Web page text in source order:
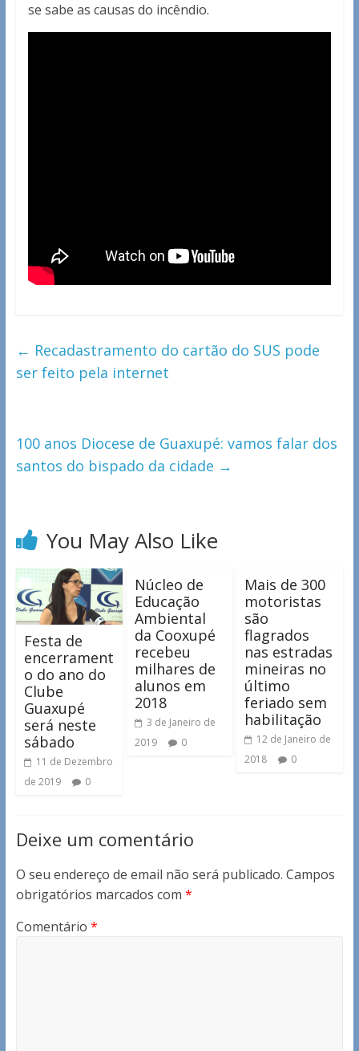
se sabe as causas do incêndio.
← Recadastramento do cartão do SUS pode
ser feito pela internet
100 anos Diocese de Guaxupé: vamos falar dos
santos do bispado da cidade →
You May Also Like
Festa de
encerrament
o do ano do
Clube
Guaxupé
será neste
sábado
11 de Dezembro
de 2019
0
Núcleo de
Educação
Ambiental
da Cooxupé
recebeu
milhares de
alunos em
2018
3 de Janeiro de
2019
0
Mais de 300
motoristas
são
flagrados
nas estradas
mineiras no
último
feriado sem
habilitação
12 de Janeiro de
2018
0
Deixe um comentário
O seu endereço de email não será publicado. Campos
obrigatórios marcados com *
Comentário *